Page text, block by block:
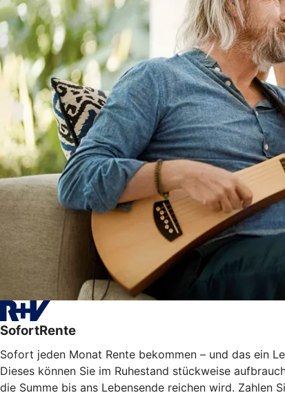
SofortRente
Sofort jeden Monat Rente bekommen – und das ein
Dieses können Sie im Ruhestand stückweise
die Summe bis ans Lebensende reichen wird. Zahlen